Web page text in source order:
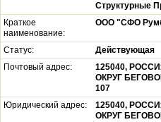
Структурные
Краткое
наименование:
ООО "СФО
Статус:
Действующая
Почтовый адрес:
125040,
ОКРУГ
107
Юридический адрес:
125040,
ОКРУГ